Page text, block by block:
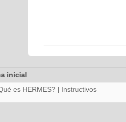
inicial
es HERMES? | Instructivos